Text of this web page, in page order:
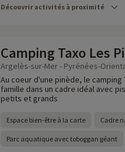
Découvrir activités à proximité
Camping Taxo Les
Argelès-sur-Mer - Pyrénées-
Au coeur d'une pinède, le camping
famille dans un cadre idéal avec
petits et grands
Espace bien-être à la carte Cadre
Parc aquatique avec toboggan géant